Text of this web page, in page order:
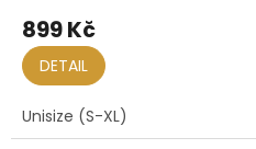
899 Kč
DETAIL
Unisize (S-XL)